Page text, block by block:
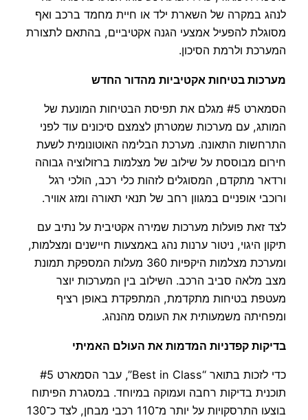
לנהג במקרה של השארת ילד או חיית מחמד ברכב ואף
מסוגלת להפעיל אמצעי הגנה אקטיביים, בהתאם לתצורת
המערכת ולרמת הסיכון.
מערכות בטיחות אקטיביות מהדור החדש
הסמארט #5 מגלם את תפיסת הבטיחות המונעת של
המותג, עם מערכות שמטרתן לצמצם סיכונים עוד לפני
התרחשות התאונה. מערכת הבלימה האוטונומית לשעת
חירום מבוססת על שילוב של מצלמות ברזולוציה גבוהה
ורדאר מתקדם, המסוגלים לזהות כלי רכב, הולכי רגל
ורוכבי אופניים במגוון רחב של תנאי תאורה ומזג אוויר.
לצד זאת פועלות מערכות שמירה אקטיבית על נתיב עם
תיקון היגוי, ניטור ערנות נהג באמצעות חיישנים ומצלמות,
ומערכת מצלמות היקפיות 360 מעלות המספקת תמונת
מצב מלאה סביב הרכב. השילוב בין המערכות יוצר
מעטפת בטיחות מתקדמת, המתפקדת באופן רציף
ומפחיתה משמעותית את העומס מהנהג.
בדיקות קפדניות המדמות את העולם האמיתי
כדי לזכות בתואר “Best in Class”, עבר הסמארט #5
תוכנית בדיקות רחבה ועמוקה במיוחד. במסגרת הפיתוח
בוצעו התרסקויות על יותר מ־110 רכבי מבחן, לצד כ־130